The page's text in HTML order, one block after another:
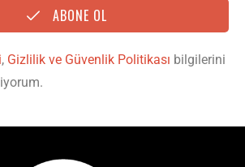
ABONE OL
, Gizlilik ve Güvenlik Politikası bilgilerini